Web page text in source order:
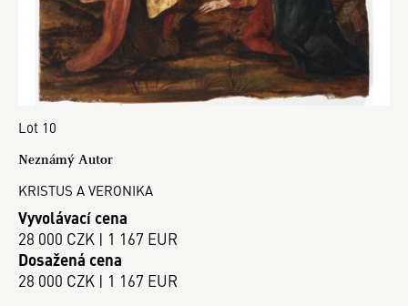
Lot 10
Neznámý Autor
KRISTUS A VERONIKA
Vyvolávací cena
28 000 CZK | 1 167 EUR
Dosažená cena
28 000 CZK | 1 167 EUR